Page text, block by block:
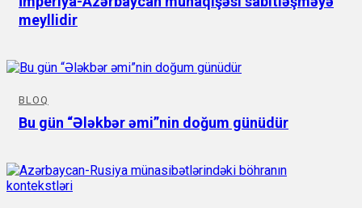
meyllidir
BLOQ
Bu gün “Ələkbər əmi”nin doğum günüdür